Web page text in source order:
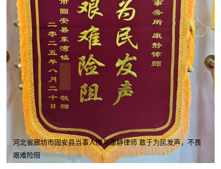
河北省廊坊市固安县当事人赠与康静律师 敢于为民发声，不畏
艰难险阻